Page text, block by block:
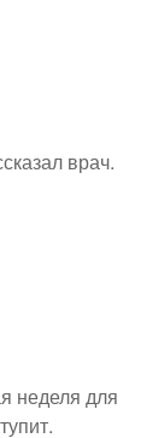
врач.
неделя для